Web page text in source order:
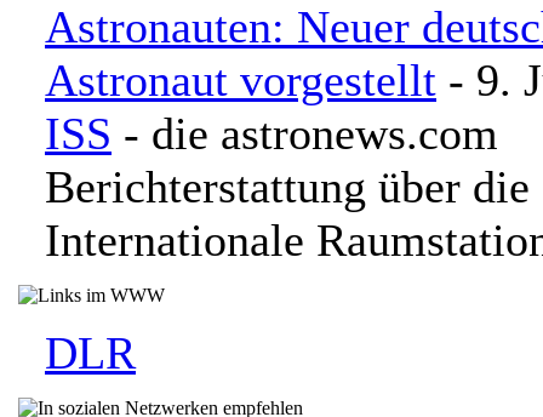
Astronauten: Neuer
Astronaut vorgestellt - 9.
ISS - die astronews.com
Berichterstattung über die
Internationale
DLR